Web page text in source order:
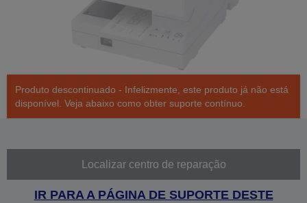
Produto descontinuado - Infelizmente, este produto já não está
disponível. Veja abaixo como obter suporte contínuo.
Localizar centro de reparação
IR PARA A PÁGINA DE SUPORTE DESTE